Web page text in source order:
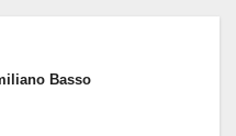
Basso